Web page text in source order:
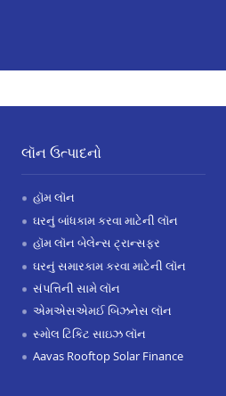
લૉન ઉત્પાદનો
હૉમ લૉન
ઘરનું બાંધકામ કરવા માટેની લૉન
હૉમ લૉન બેલેન્સ ટ્રાન્સફર
ઘરનું સમારકામ કરવા માટેની લૉન
સંપત્તિની સામે લૉન
એમએસએમઈ બિઝનેસ લૉન
સ્મોલ ટિકિટ સાઇઝ લૉન
Aavas Rooftop Solar Finance